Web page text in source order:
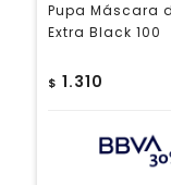
Pupa Máscara
Extra Black 100
$ 1.310